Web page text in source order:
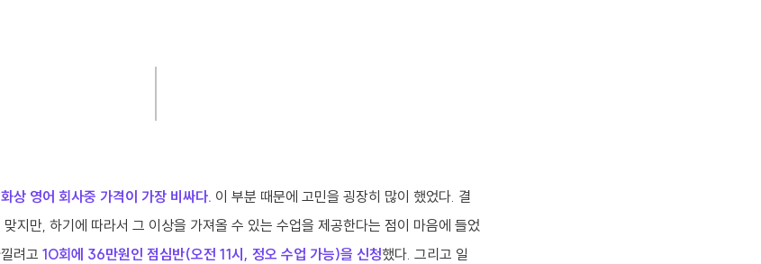
상 영어 회사중 가격이 가장 비싸다. 이 부분 때문에 고민을 굉장히 많이 했었다. 결
지만, 하기에 따라서 그 이상을 가져올 수 있는 수업을 제공한다는 점이 마음에 들었
려고 10회에 36만원인 점심반(오전 11시, 정오 수업 가능)을 신청했다. 그리고 일